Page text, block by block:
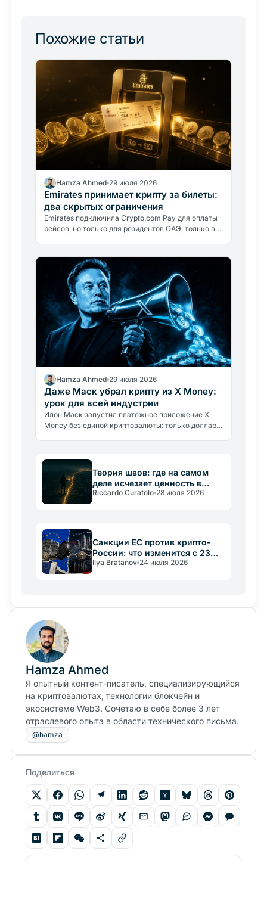
Похожие статьи
Hamza Ahmed 29 июля 2026
Emirates принимает крипту за билеты:
два скрытых ограничения
Emirates подключила Crypto.com Pay для оплаты
рейсов, но только для резидентов ОАЭ, только в
Hamza Ahmed 29 июля 2026
Даже Маск убрал крипту из X Money:
урок для всей индустрии
Илон Маск запустил платёжное приложение X
Money без единой криптовалюты: только доллары
Теория швов: где на самом
деле исчезает ценность в
крипто
Riccardo Curatolo 28 июля 2026
Санкции ЕС против крипто-
России: что изменится с 23
июля 2026
Ilya Bratanov 24 июля 2026
Hamza Ahmed
Я опытный контент-писатель, специализирующийся
на криптовалютах, технологии блокчейн и
экосистеме Web3. Сочетаю в себе более 3 лет
отраслевого опыта в области технического письма.
@hamza
Поделиться